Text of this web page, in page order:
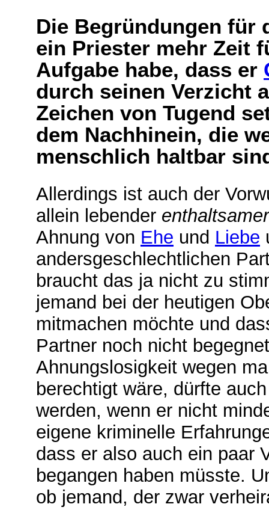
Die Begründungen für
ein Priester mehr Zeit
Aufgabe habe, dass er
durch seinen Verzicht
Zeichen von Tugend
dem Nachhinein, die
menschlich haltbar
Allerdings ist auch der
allein lebender enthaltsamer
Ahnung von Ehe und Liebe
andersgeschlechtlichen
braucht das ja nicht zu
jemand bei der heutigen
mitmachen möchte und
Partner noch nicht
Ahnungslosigkeit wegen
berechtigt wäre, dürfte
werden, wenn er nicht
eigene kriminelle
dass er also auch ein paar
begangen haben müsste.
ob jemand, der zwar